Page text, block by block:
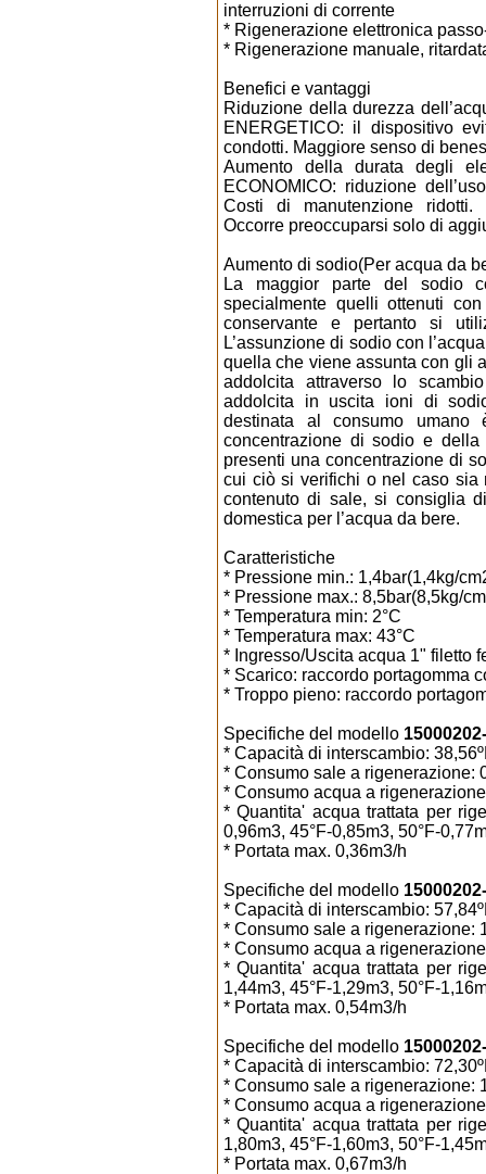
interruzioni di corrente
* Rigenerazione elettronica
* Rigenerazione manuale,
Benefici e vantaggi
Riduzione della durezza
ENERGETICO: il dispositivo
condotti. Maggiore senso di
Aumento della durata degli
ECONOMICO: riduzione
Costi di manutenzione ridotti.
Occorre preoccuparsi solo di
Aumento di sodio(Per acqua da
La maggior parte del sodio
specialmente quelli ottenuti
conservante e pertanto si
L’assunzione di sodio con
quella che viene assunta con gli
addolcita attraverso lo
addolcita in uscita ioni di
destinata al consumo
concentrazione di sodio e della
presenti una concentrazione di
cui ciò si verifichi o nel caso sia
contenuto di sale, si consiglia
domestica per l’acqua da bere.
Caratteristiche
* Pressione min.: 1,4bar(1,4kg/
* Pressione max.: 8,5bar(8,5kg/
* Temperatura min: 2°C
* Temperatura max: 43°C
* Ingresso/Uscita acqua 1" filetto
* Scarico: raccordo portagomma
* Troppo pieno: raccordo
Specifiche del modello
* Capacità di interscambio:
* Consumo sale a rigenerazione:
* Consumo acqua a
* Quantita' acqua trattata per
0,96m3, 45°F-0,85m3, 50°F-
* Portata max. 0,36m3/h
Specifiche del modello
* Capacità di interscambio:
* Consumo sale a rigenerazione:
* Consumo acqua a
* Quantita' acqua trattata per
1,44m3, 45°F-1,29m3, 50°F-
* Portata max. 0,54m3/h
Specifiche del modello
* Capacità di interscambio:
* Consumo sale a rigenerazione:
* Consumo acqua a
* Quantita' acqua trattata per
1,80m3, 45°F-1,60m3, 50°F-
* Portata max. 0,67m3/h